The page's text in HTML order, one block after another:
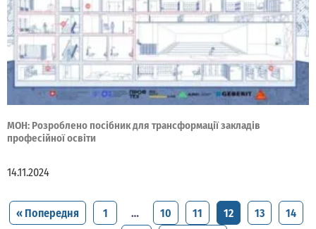
МОН: Розроблено посібник для трансформації закладів
професійної освіти
14.11.2024
« Попередня 1 … 10 11 12 13
14